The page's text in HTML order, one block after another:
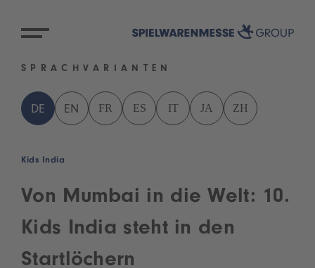
SPRACHVARIANTEN
DE EN FR ES IT JA ZH
Kids India
Von Mumbai in die Welt: 10.
Kids India steht in den
Startlöchern